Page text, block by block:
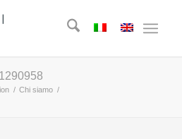
/ Chi siamo /